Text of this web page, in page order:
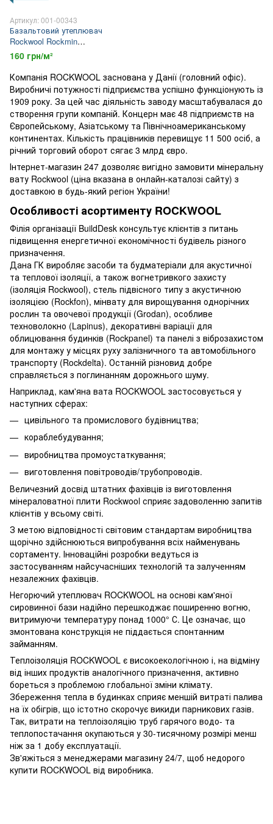
Артикул: 001-00343
Базальтовий утеплювач
Rockwool Rockmin
100х1000х600мм (6 м2/уп)
160 грн/м²
Компанія ROCKWOOL заснована у Данії (головний офіс).
Виробничі потужності підприємства успішно функціонують із
1909 року. За цей час діяльність заводу масштабувалася до
створення групи компаній. Концерн має 48 підприємств на
Європейському, Азіатському та Північноамериканському
континентах. Кількість працівників перевищує 11 500 осіб, а
річний торговий оборот сягає 3 млрд євро.
Інтернет-магазин 247 дозволяє вигідно замовити мінеральну
вату Rockwool (ціна вказана в онлайн-каталозі сайту) з
доставкою в будь-який регіон України!
Особливості асортименту ROCKWOOL
Філія організації BuildDesk консультує клієнтів з питань
підвищення енергетичної економічності будівель різного
призначення.
Дана ГК виробляє засоби та будматеріали для акустичної
та теплової ізоляції, а також вогнетривкого захисту
(ізоляція Rockwool), стель підвісного типу з акустичною
ізоляцією (Rockfon), мінвату для вирощування однорічних
рослин та овочевої продукції (Grodan), особливе
техноволокно (Lapinus), декоративні варіації для
облицювання будинків (Rockpanel) та панелі з віброзахистом
для монтажу у місцях руху залізничного та автомобільного
транспорту (Rockdelta). Останній різновид добре
справляється з поглинанням дорожнього шуму.
Наприклад, кам'яна вата ROCKWOOL застосовується у
наступних сферах:
цивільного та промислового будівництва;
кораблебудування;
виробництва промоустаткування;
виготовлення повітроводів/трубопроводів.
Величезний досвід штатних фахівців із виготовлення
мінераловатної плити Rockwool сприяє задоволенню запитів
клієнтів у всьому світі.
З метою відповідності світовим стандартам виробництва
щорічно здійснюються випробування всіх найменувань
сортаменту. Інноваційні розробки ведуться із
застосуванням найсучасніших технологій та залученням
незалежних фахівців.
Негорючий утеплювач ROCKWOOL на основі кам'яної
сировинної бази надійно перешкоджає поширенню вогню,
витримуючи температуру понад 1000° С. Це означає, що
змонтована конструкція не піддається спонтанним
займанням.
Теплоізоляція ROCKWOOL є високоекологічною і, на відміну
від інших продуктів аналогічного призначення, активно
бореться з проблемою глобальної зміни клімату.
Збереження тепла в будинках сприяє меншій витраті палива
на їх обігрів, що істотно скорочує викиди парникових газів.
Так, витрати на теплоізоляцію труб гарячого водо- та
теплопостачання окупаються у 30-тисячному розмірі менш
ніж за 1 добу експлуатації.
Зв'яжіться з менеджерами магазину 24/7, щоб недорого
купити ROCKWOOL від виробника.